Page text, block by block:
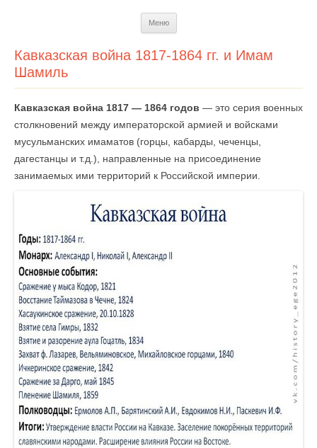
Меню
Кавказская война 1817-1864 гг. и Имам
Шамиль
Кавказская война 1817 — 1864 годов — это серия военных
столкновений между императорской армией и войсками
мусульманских имаматов (горцы, кабарды, чеченцы,
дагестанцы и т.д.), направленные на присоединение
занимаемых ими территорий к Российской империи.